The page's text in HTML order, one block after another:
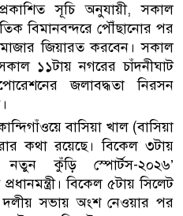
প্রকাশিত সূচি অনুযায়ী, সকাল
বিমানবন্দরে পৌঁছানোর পর
জিয়ারত করবেন। সকাল
১১টায় নগরের চাঁদনীঘাট
জলাবদ্ধতা নিরসন
বাসিয়া খাল (বাসিয়া
কথা রয়েছে। বিকেল ৩টায়
নতুন কুঁড়ি স্পোর্টস-২০২৬’
বিকেল ৫টায় সিলেট
দলীয় সভায় অংশ নেওয়ার পর